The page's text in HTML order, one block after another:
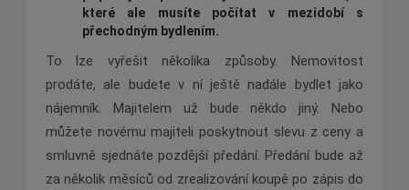
které ale musíte počítat v mezidobí s
přechodným bydlením.
To lze vyřešit několika způsoby. Nemovitost
prodáte, ale budete v ní ještě nadále bydlet jako
nájemník. Majitelem už bude někdo jiný. Nebo
můžete novému majiteli poskytnout slevu z ceny a
smluvně sjednáte pozdější předání. Předání bude až
za několik měsíců od zrealizování koupě po zápis do